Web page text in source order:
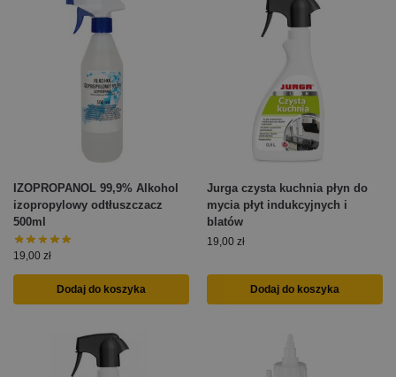
IZOPROPANOL 99,9% Alkohol
izopropylowy odtłuszczacz
500ml
19,00 zł
Dodaj do koszyka
Jurga czysta kuchnia płyn do
mycia płyt indukcyjnych i
blatów
19,00 zł
Dodaj do koszyka